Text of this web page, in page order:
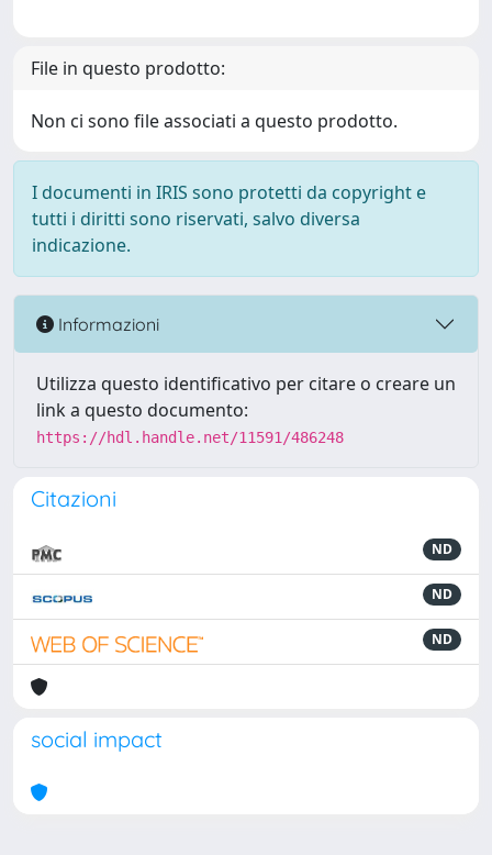
File in questo prodotto:
Non ci sono file associati a questo prodotto.
I documenti in IRIS sono protetti da copyright e
tutti i diritti sono riservati, salvo diversa
indicazione.
Informazioni
Utilizza questo identificativo per citare o creare un
link a questo documento:
https://hdl.handle.net/11591/486248
Citazioni
ND
ND
ND
social impact